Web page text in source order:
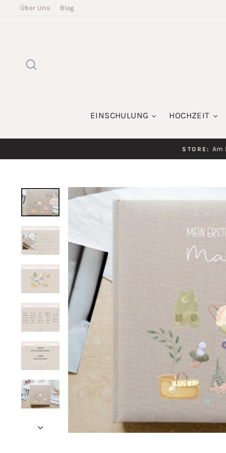
DirektÜber Uns Blog
EINSCHULUNG HOCHZEIT
STORE: Am